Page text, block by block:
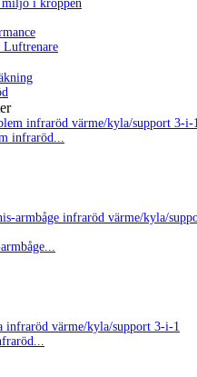
miljö i kroppen
Luftrenare
infraröd...